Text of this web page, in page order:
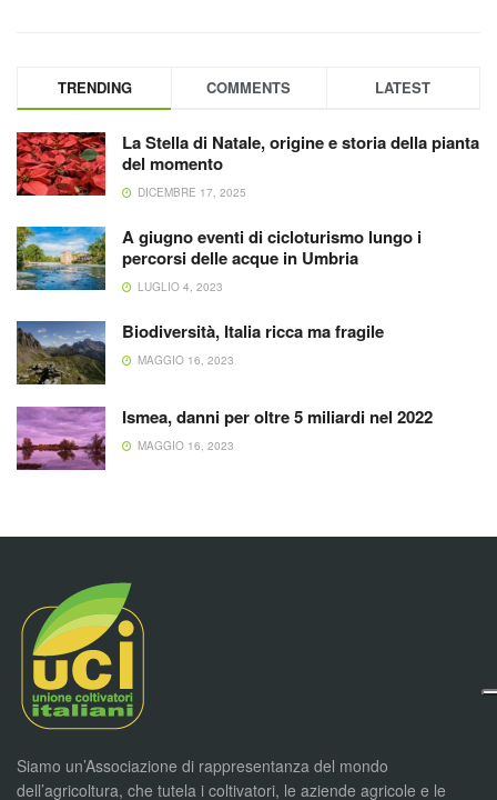
TRENDING COMMENTS LATEST
La Stella di Natale, origine e storia della pianta
del momento
DICEMBRE 17, 2025
A giugno eventi di cicloturismo lungo i
percorsi delle acque in Umbria
LUGLIO 4, 2023
Biodiversità, Italia ricca ma fragile
MAGGIO 16, 2023
Ismea, danni per oltre 5 miliardi nel 2022
MAGGIO 16, 2023
Siamo un’Associazione di rappresentanza del mondo
dell’agricoltura, che tutela i coltivatori, le aziende agricole e le